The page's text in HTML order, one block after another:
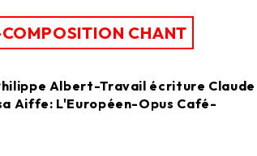
CHANT
Albert-Travail écriture Claude
Aiffe: L'Européen-Opus Café-